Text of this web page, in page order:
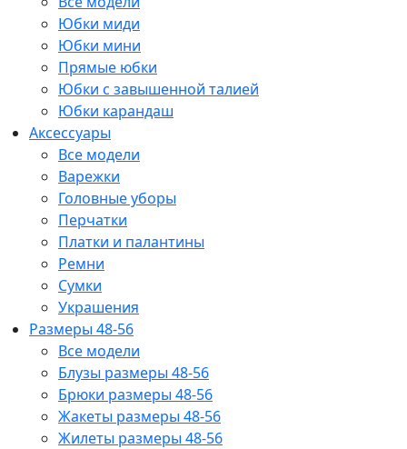
Юбки миди
Юбки мини
Прямые юбки
Юбки с завышенной талией
Юбки карандаш
Аксессуары
Все модели
Варежки
Головные уборы
Перчатки
Платки и палантины
Ремни
Сумки
Украшения
Размеры 48-56
Все модели
Блузы размеры 48-56
Брюки размеры 48-56
Жакеты размеры 48-56
Жилеты размеры 48-56